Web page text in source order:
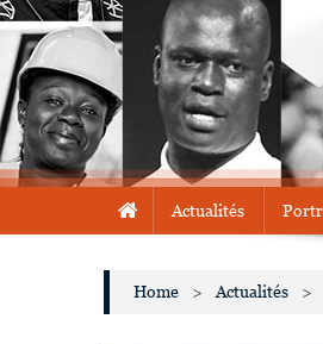
Actualités
Home > Actualités >